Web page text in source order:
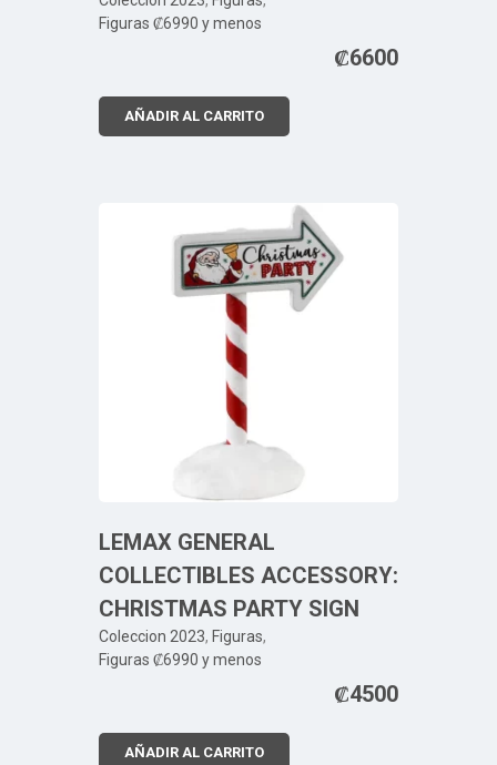
Figuras ₡6990 y menos
₡6600
AÑADIR AL CARRITO
LEMAX GENERAL
COLLECTIBLES ACCESSORY:
CHRISTMAS PARTY SIGN
Coleccion 2023, Figuras,
Figuras ₡6990 y menos
₡4500
AÑADIR AL CARRITO